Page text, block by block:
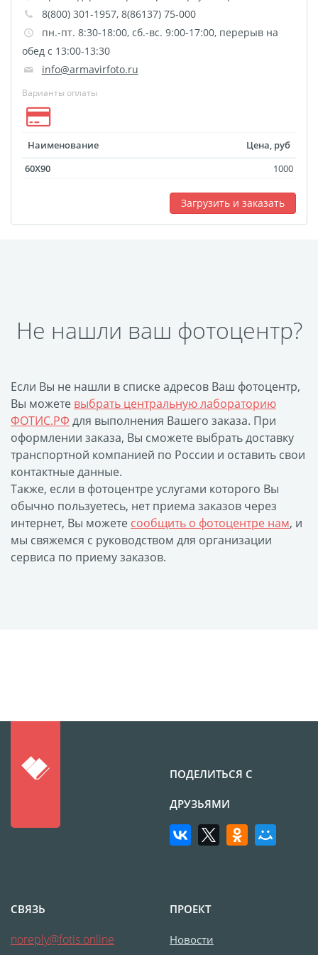
размеров
Портреты в стиле
Картины на холсте
Печать чертежей
Холст настольный с
мольбертом
Roll up
Флип-Флоп портрет
Печать на CD/DVD
Фото на медали
Коврик для мыши
Фото на брелках
Фото на часах
Фото на подушке
Фото на галстуке
Фото на фартуке
Фото на сумке
Ритуальная керамика
Полотенце с именем
Календарь-плакат
8(800) 301-1957, 8(86137) 75-000
пн.-пт. 8:30-18:00, сб.-вс. 9:00-17:00, перерыв на
обед с 13:00-13:30
info@armavirfoto.ru
Варианты оплаты
Наименование
Цена, руб
60X90
1000
Загрузить и заказать
Не нашли ваш фотоцентр?
Если Вы не нашли в списке адресов Ваш фотоцентр,
Вы можете выбрать центральную лабораторию
ФОТИС.РФ для выполнения Вашего заказа. При
оформлении заказа, Вы сможете выбрать доставку
транспортной компанией по России и оставить свои
контактные данные.
Также, если в фотоцентре услугами которого Вы
обычно пользуетесь, нет приема заказов через
интернет, Вы можете сообщить о фотоцентре нам, и
мы свяжемся с руководством для организации
сервиса по приему заказов.
ПОДЕЛИТЬСЯ С
ДРУЗЬЯМИ
СВЯЗЬ
noreply@fotis.online
ПРОЕКТ
Новости